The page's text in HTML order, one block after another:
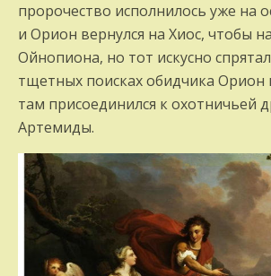
пророчество исполнилось уже на
и Орион вернулся на Хиос, чтобы
Ойнопи­она, но тот искусно
тщетных поисках обидчика Орион
там присоединился к охотничьей
Артемиды.